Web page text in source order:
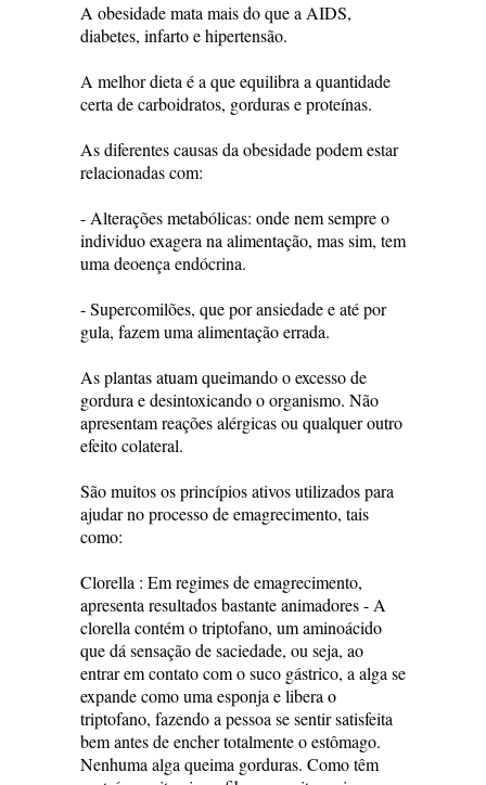
A obesidade mata mais do que a AIDS,
diabetes, infarto e hipertensão.
A melhor dieta é a que equilibra a quantidade
certa de carboidratos, gorduras e proteínas.
As diferentes causas da obesidade podem estar
relacionadas com:
- Alterações metabólicas: onde nem sempre o
individuo exagera na alimentação, mas sim, tem
uma deoença endócrina.
- Supercomilões, que por ansiedade e até por
gula, fazem uma alimentação errada.
As plantas atuam queimando o excesso de
gordura e desintoxicando o organismo. Não
apresentam reações alérgicas ou qualquer outro
efeito colateral.
São muitos os princípios ativos utilizados para
ajudar no processo de emagrecimento, tais
como:
Clorella : Em regimes de emagrecimento,
apresenta resultados bastante animadores - A
clorella contém o triptofano, um aminoácido
que dá sensação de saciedade, ou seja, ao
entrar em contato com o suco gástrico, a alga se
expande como uma esponja e libera o
triptofano, fazendo a pessoa se sentir satisfeita
bem antes de encher totalmente o estômago.
Nenhuma alga queima gorduras. Como têm